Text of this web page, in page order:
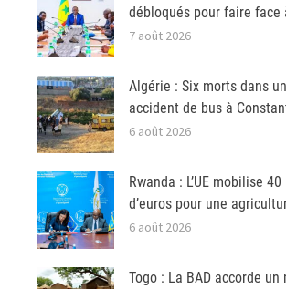
débloqués pour faire face
7 août 2026
Algérie : Six morts dans
accident de bus à
6 août 2026
Rwanda : L’UE mobilise
d’euros pour une
6 août 2026
Togo : La BAD accorde